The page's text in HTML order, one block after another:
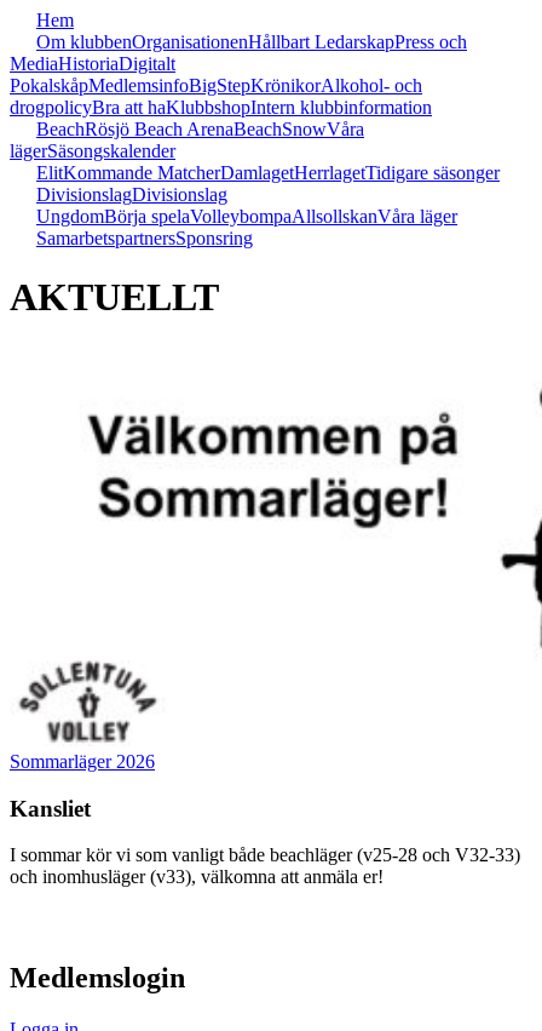
Hem
Om klubbenOrganisationenHållbart LedarskapPress och
MediaHistoriaDigitalt
PokalskåpMedlemsinfoBigStepKrönikorAlkohol- och
drogpolicyBra att haKlubbshopIntern klubbinformation
BeachRösjö Beach ArenaBeachSnowVåra
lägerSäsongskalender
ElitKommande MatcherDamlagetHerrlagetTidigare säsonger
DivisionslagDivisionslag
UngdomBörja spelaVolleybompaAllsollskanVåra läger
SamarbetspartnersSponsring
AKTUELLT
Sommarläger 2026
Kansliet
I sommar kör vi som vanligt både beachläger (v25-28 och V32-33)
och inomhusläger (v33), välkomna att anmäla er!
Medlemslogin